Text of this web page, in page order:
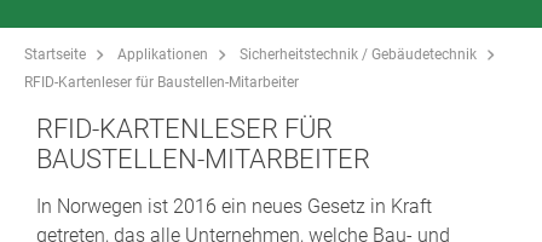
Startseite Applikationen
Sicherheitstechnik / Gebäudetechnik
RFID-Kartenleser für Baustellen-Mitarbeiter
RFID-KARTENLESER FÜR
BAUSTELLEN-MITARBEITER
In Norwegen ist 2016 ein neues Gesetz in Kraft
getreten, das alle Unternehmen, welche Bau- und